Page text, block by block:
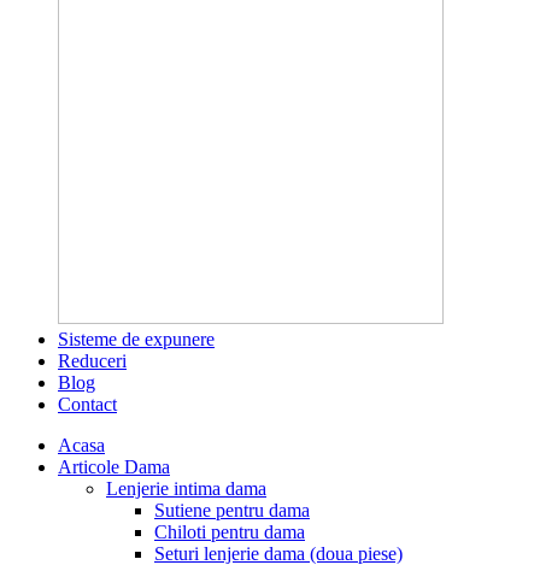
Sisteme de expunere
Reduceri
Blog
Contact
Acasa
Articole Dama
Lenjerie intima dama
Sutiene pentru dama
Chiloti pentru dama
Seturi lenjerie dama (doua piese)